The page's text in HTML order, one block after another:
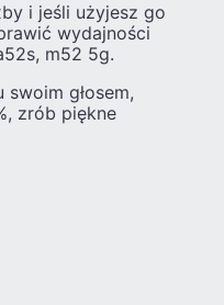
i jeśli użyjesz go
wydajności
m52 5g.
głosem,
zrób piękne